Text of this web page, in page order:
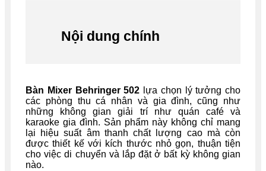
Nội dung chính
Bàn Mixer Behringer 502 lựa chọn lý tưởng cho
các phòng thu cá nhân và gia đình, cũng như
những không gian giải trí như quán café và
karaoke gia đình. Sản phẩm này không chỉ mang
lại hiệu suất âm thanh chất lượng cao mà còn
được thiết kế với kích thước nhỏ gọn, thuận tiện
cho việc di chuyển và lắp đặt ở bất kỳ không gian
nào.